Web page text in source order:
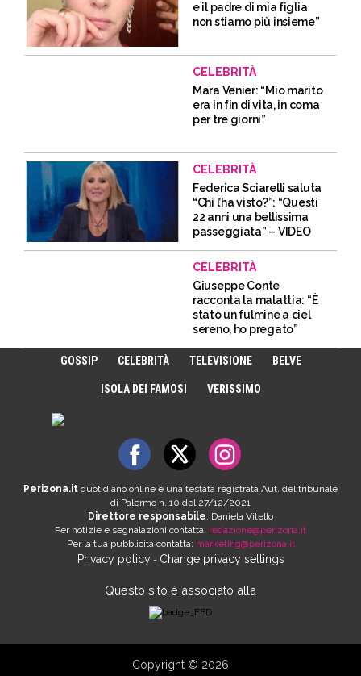
e il padre di mia figlia
non stiamo più insieme”
CELEBRITÀ
Mara Venier: “Mio marito
era in fin di vita, in coma
per tre giorni”
CELEBRITÀ
Federica Sciarelli saluta
“Chi l’ha visto?”: “Questi
22 anni una bellissima
passeggiata” – VIDEO
CELEBRITÀ
Giuseppe Conte
racconta la malattia: “È
stato un fulmine a ciel
sereno, ho pregato”
GOSSIP CELEBRITÀ TELEVISIONE BELVE
ISOLA DEI FAMOSI VERISSIMO
Perizona.it quotidiano online è una testata registrata Aut. del tribunale
di Palermo n. 10 del 27/12/2021
Direttore responsabile: Daniela Vitello
Per notizie e segnalazioni contatta: redazione@perizona.it
Per la tua pubblicità contatta: marketing@perizona.it
Privacy policy- Change privacy settings
Questo sito è associato alla
Copyright © 2026